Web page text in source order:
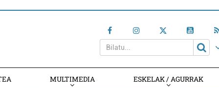
MULTIMEDIA ESKELAK / AGURRAK